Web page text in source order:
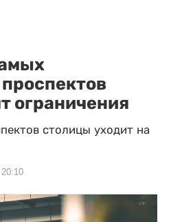
ограничения
столицы уходит на